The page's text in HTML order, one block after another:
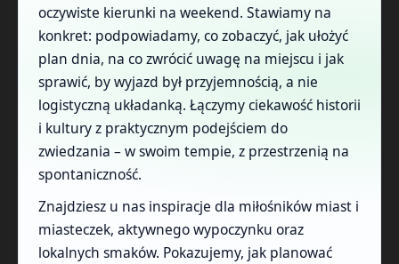
oczywiste kierunki na weekend. Stawiamy na
konkret: podpowiadamy, co zobaczyć, jak ułożyć
plan dnia, na co zwrócić uwagę na miejscu i jak
sprawić, by wyjazd był przyjemnością, a nie
logistyczną układanką. Łączymy ciekawość historii
i kultury z praktycznym podejściem do
zwiedzania – w swoim tempie, z przestrzenią na
spontaniczność.
Znajdziesz u nas inspiracje dla miłośników miast i
miasteczek, aktywnego wypoczynku oraz
lokalnych smaków. Pokazujemy, jak planować